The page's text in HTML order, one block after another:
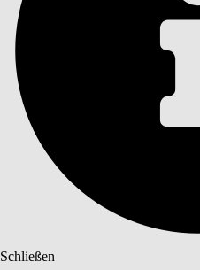
Schließen
INHALT